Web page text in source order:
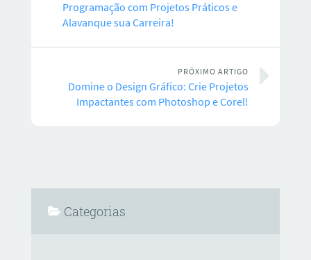
Programação com Projetos Práticos e
Alavanque sua Carreira!
PRÓXIMO ARTIGO
Domine o Design Gráfico: Crie Projetos
Impactantes com Photoshop e Corel!
Categorias